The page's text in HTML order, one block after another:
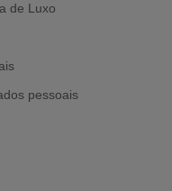
de Luxo
pessoais